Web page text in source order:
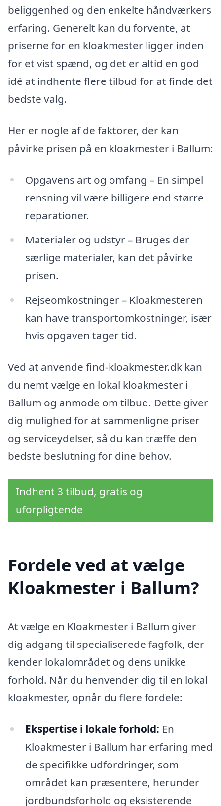
beliggenhed og den enkelte håndværkers
erfaring. Generelt kan du forvente, at
priserne for en kloakmester ligger inden
for et vist spænd, og det er altid en god
idé at indhente flere tilbud for at finde det
bedste valg.
Her er nogle af de faktorer, der kan
påvirke prisen på en kloakmester i Ballum:
Opgavens art og omfang – En simpel
rensning vil være billigere end større
reparationer.
Materialer og udstyr – Bruges der
særlige materialer, kan det påvirke
prisen.
Rejseomkostninger – Kloakmesteren
kan have transportomkostninger, især
hvis opgaven tager tid.
Ved at anvende find-kloakmester.dk kan
du nemt vælge en lokal kloakmester i
Ballum og anmode om tilbud. Dette giver
dig mulighed for at sammenligne priser
og serviceydelser, så du kan træffe den
bedste beslutning for dine behov.
Indhent 3 tilbud, gratis og
uforpligtende
Fordele ved at vælge
Kloakmester i Ballum?
At vælge en Kloakmester i Ballum giver
dig adgang til specialiserede fagfolk, der
kender lokalområdet og dens unikke
forhold. Når du henvender dig til en lokal
kloakmester, opnår du flere fordele:
Ekspertise i lokale forhold: En
Kloakmester i Ballum har erfaring med
de specifikke udfordringer, som
området kan præsentere, herunder
jordbundsforhold og eksisterende